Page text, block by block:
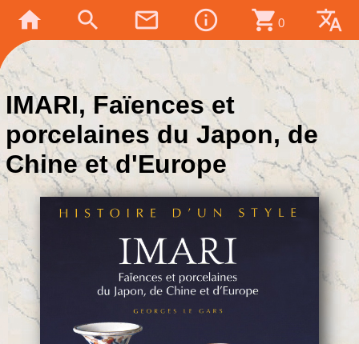
home search mail_outline info_outline shopping_cart 0 translate
IMARI, Faïences et
porcelaines du Japon, de
Chine et d'Europe